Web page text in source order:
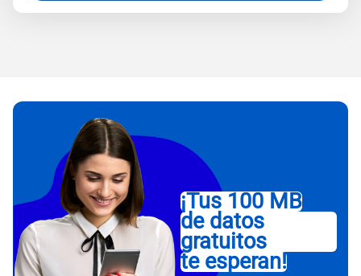
¡Tus 100 MB
de datos
gratuitos
te esperan!